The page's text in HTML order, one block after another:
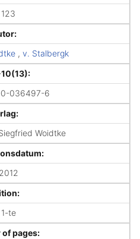
123
, v. Stalbergk
10(13):
036497-6
Woidtke
2012
1-te
of pages: